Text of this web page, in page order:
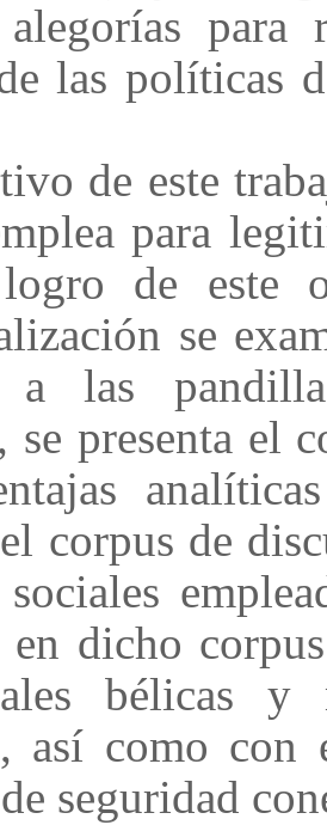
alegorías
las políticas
de este
para
de este
se
a las
se presenta el
corpus de
en dicho
bélicas
así como con
seguridad